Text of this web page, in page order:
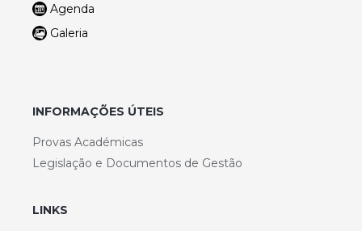
Agenda
Galeria
INFORMAÇÕES ÚTEIS
Provas Académicas
Legislação e Documentos de Gestão
LINKS